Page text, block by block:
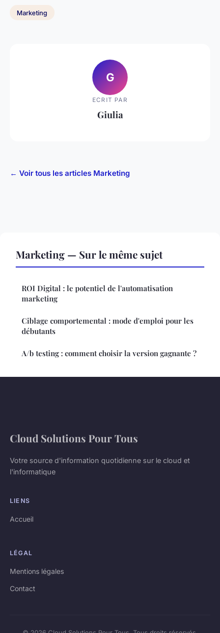
Marketing
G
ECRIT PAR
Giulia
← Voir tous les articles Marketing
Marketing — Sur le même sujet
ROI Digital : le potentiel de l'automatisation
marketing
Ciblage comportemental : mode d'emploi pour les
débutants
A/b testing : comment choisir la version gagnante ?
Cloud Solutions Pour Tous
Votre source d'information quotidienne sur le cloud et
l'informatique
LIENS
Accueil
LÉGAL
Mentions légales
Contact